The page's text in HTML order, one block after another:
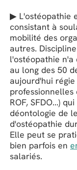
▶ L'ostéopathie
consistant à
mobilité des
autres.
l'ostéopathie n'a
au long des 50
aujourd'hui
professionnelles
ROF, SFDO...)
déontologie de
d'ostéopathie
Elle peut se
bien parfois en
salariés.